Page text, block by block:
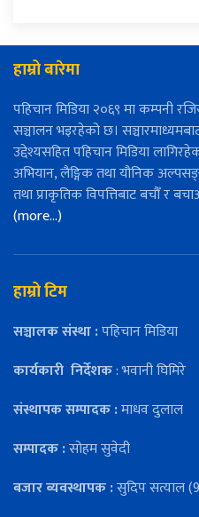
हाम्रो बारेमा
पहिचान मिडिया २०६९ मा कम्पनी
सञ्चालन भइरहेको छ।
उद्देश्यसहित पहिचान मिडिया
अभियान, लैङ्गिक तथा यौनिक
तथा प्राकृतिक विपत्तिबाट बचौँ र
(more…)
हाम्रो टिम
सञ्चालक संस्था :पहिचान मिडिया
कार्यकारी निर्देशक: भवानी घिमिरे
संस्थापक सम्पादक :माधव दुलाल
सम्पादक :सोहम सुवेदी
बजार ब्यवस्थापक :सुदिप सत्याल